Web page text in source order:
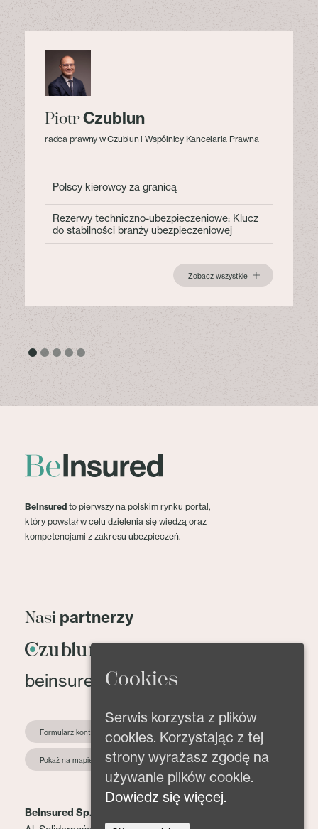
PiotrCzublun
radca prawny w Czublun i Wspólnicy Kancelaria Prawna
Polscy kierowcy za granicą
Rezerwy techniczno-ubezpieczeniowe: Klucz
do stabilności branży ubezpieczeniowej
Zobacz wszystkie
BeInsured to pierwszy na polskim rynku portal,
który powstał w celu dzielenia się wiedzą oraz
kompetencjami z zakresu ubezpieczeń.
Nasi partnerzy
beinsured@beinsured.pl
Formularz kontaktowy
Pokaż na mapie
BeInsured Sp. z o.o.
Cookies
Serwis korzysta z plików
cookies. Korzystając z tej
strony wyrażasz zgodę na
używanie plików cookie.
Dowiedz się więcej.